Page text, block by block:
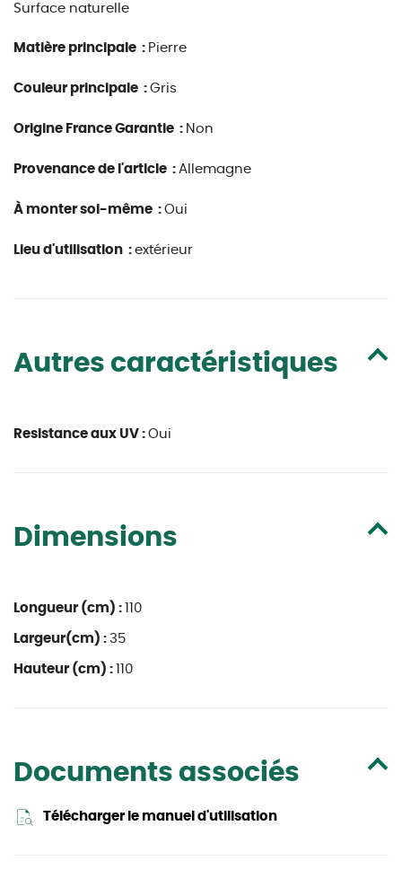
Surface naturelle
Matière principale : Pierre
Couleur principale : Gris
Origine France Garantie : Non
Provenance de l'article : Allemagne
À monter soi-même : Oui
Lieu d'utilisation : extérieur
Autres caractéristiques
Resistance aux UV : Oui
Dimensions
Longueur (cm) : 110
Largeur(cm) : 35
Hauteur (cm) : 110
Documents associés
Télécharger le manuel d'utilisation